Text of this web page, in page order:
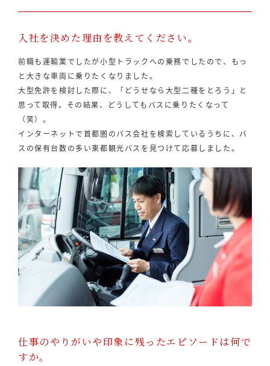
入社を決めた理由を教えてください。
前職も運輸業でしたが小型トラックへの乗務でしたので、もっ
と大きな車両に乗りたくなりました。
大型免許を検討した際に、「どうせなら大型二種をとろう」と
思って取得。その結果、どうしてもバスに乗りたくなって
（笑）。
インターネットで首都圏のバス会社を検索しているうちに、バ
スの保有台数の多い東都観光バスを見つけて応募しました。
仕事のやりがいや印象に残ったエピソードは何で
すか。